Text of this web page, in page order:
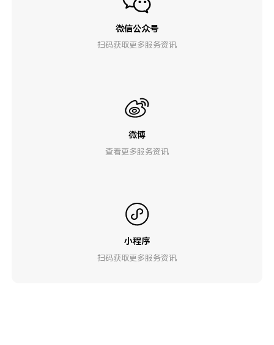
微信公众号
扫码获取更多服务资讯
微博
查看更多服务资讯
小程序
扫码获取更多服务资讯